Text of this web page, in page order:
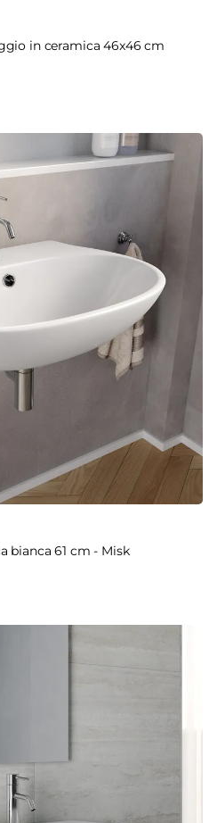
in ceramica 46x46 cm
bianca 61 cm - Misk